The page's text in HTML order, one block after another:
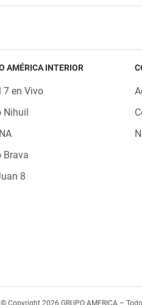
AMÉRICA INTERIOR
7 en Vivo
Nihuil
Brava
8
© Copyright 2026 GRUPO AMERICA –